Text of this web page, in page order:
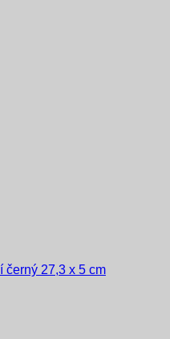
černý 27,3 x 5 cm